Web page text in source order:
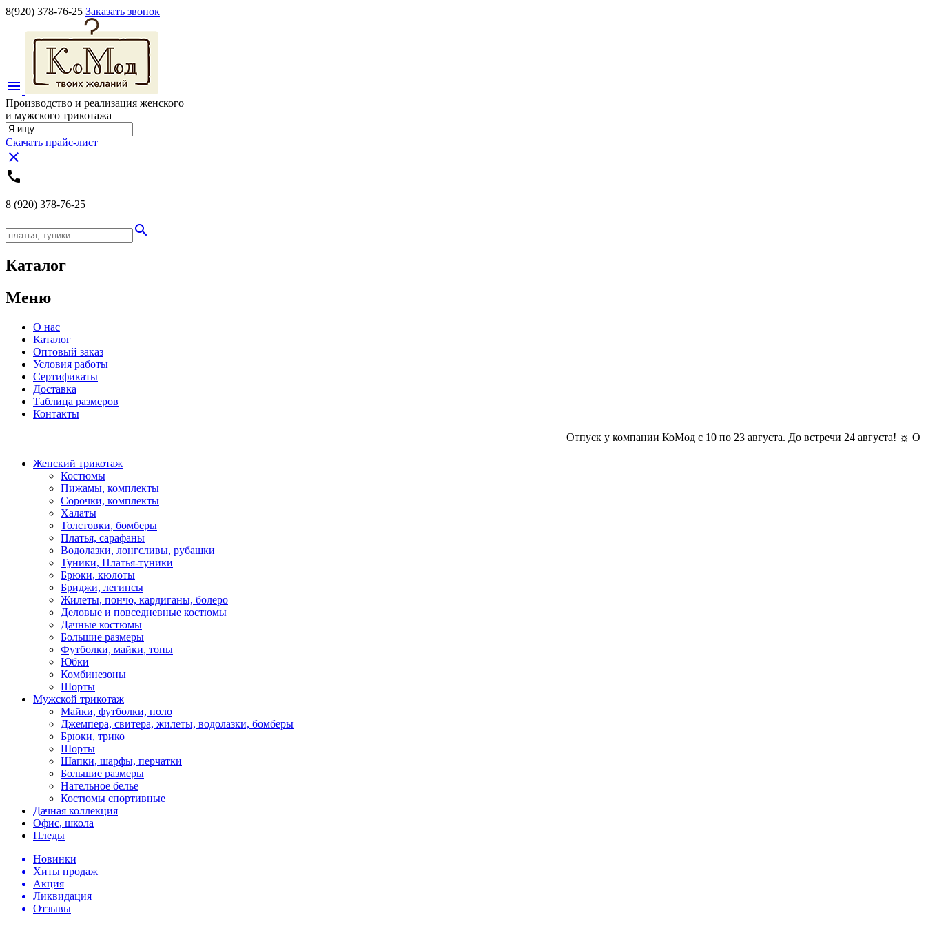
8(920) 378-76-25 Заказать звонок
menu
Производство и реализация женского
и мужского трикотажа
Скачать прайс-лист
close
call
8 (920) 378-76-25
search
Каталог
Меню
О нас
Каталог
Оптовый заказ
Условия работы
Сертификаты
Доставка
Таблица размеров
Контакты
Отпуск у компании КоМод с 10 по 23 августа. До встречи 24 августа! ☼
Женский трикотаж
Костюмы
Пижамы, комплекты
Сорочки, комплекты
Халаты
Толстовки, бомберы
Платья, сарафаны
Водолазки, лонгсливы, рубашки
Туники, Платья-туники
Брюки, кюлоты
Бриджи, легинсы
Жилеты, пончо, кардиганы, болеро
Деловые и повседневные костюмы
Дачные костюмы
Большие размеры
Футболки, майки, топы
Юбки
Комбинезоны
Шорты
Мужской трикотаж
Майки, футболки, поло
Джемпера, свитера, жилеты, водолазки, бомберы
Брюки, трико
Шорты
Шапки, шарфы, перчатки
Большие размеры
Нательное белье
Костюмы спортивные
Дачная коллекция
Офис, школа
Пледы
Новинки
Хиты продаж
Акция
Ликвидация
Отзывы